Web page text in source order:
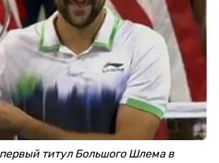
титул Большого Шлема в